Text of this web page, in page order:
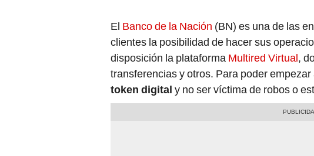
El Banco de la Nación (BN) es una de las
clientes la posibilidad de hacer sus
disposición la plataforma Multired Virtual,
transferencias y otros. Para poder
token digital y no ser víctima de robos o